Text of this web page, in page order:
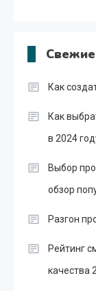
Как
Как
в 2024
Выбор
обзор
Разгон
Рейтинг
качества